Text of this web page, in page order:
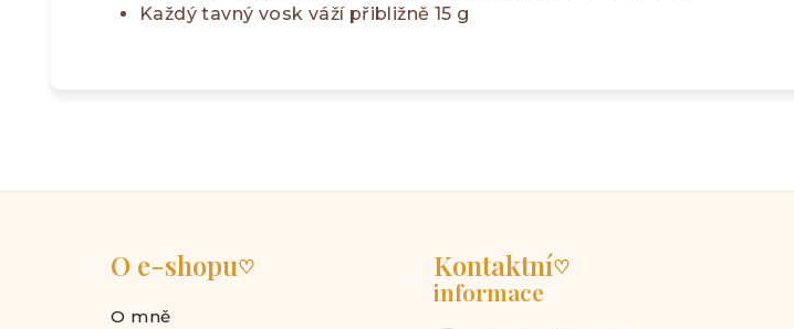
Každý tavný vosk váží přibližně 15 g
O e-shopu♡
O mně
Kontaktní♡
informace